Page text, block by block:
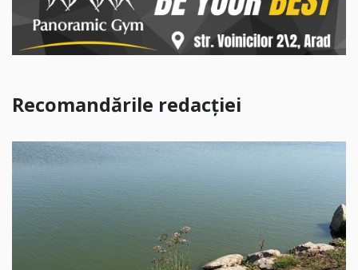
Recomandările redacției